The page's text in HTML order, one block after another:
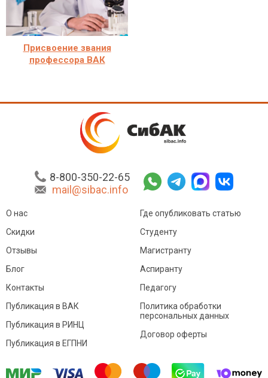
Присвоение звания
профессора ВАК
8-800-350-22-65
mail@sibac.info
О нас
Скидки
Отзывы
Блог
Контакты
Где опубликовать статью
Студенту
Магистранту
Аспиранту
Педагогу
Публикация в ВАК
Публикация в РИНЦ
Публикация в ЕГПНИ
Политика обработки
персональных данных
Договор оферты